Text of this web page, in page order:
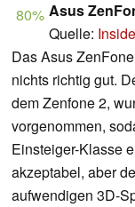
80% Asus
Quelle:
Das Asus
nichts richtig gut.
dem Zenfone 2,
vorgenommen,
Einsteiger-Klasse
akzeptabel, aber
aufwendigen 3D-